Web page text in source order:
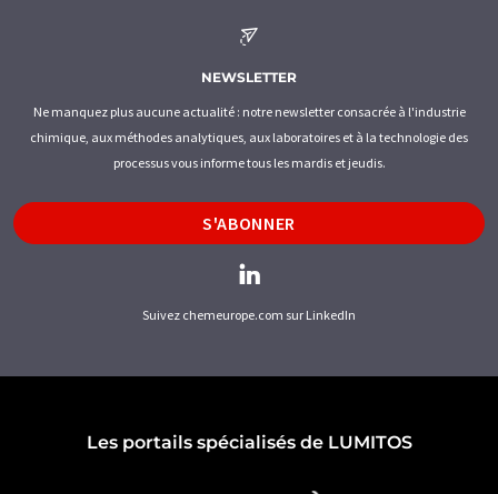
NEWSLETTER
Ne manquez plus aucune actualité : notre newsletter consacrée à l'industrie
chimique, aux méthodes analytiques, aux laboratoires et à la technologie des
processus vous informe tous les mardis et jeudis.
S'ABONNER
Suivez chemeurope.com sur LinkedIn
Les portails spécialisés de LUMITOS